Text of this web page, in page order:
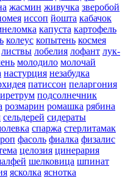
жасмин живучка зверобой
иссоп йошта кабачок
капуста картофель
колеус копытень космея
листвы лобелия лофант лук-
молодило молочай
настурция незабудка
патиссон пеларгония
подсолнечник
розмарин ромашка рябина
сельдерей сидераты
спаржа стерлитамак
фасоль фиалка физалис
целозия цинерария
шелковица шпинат
ясколка яснотка